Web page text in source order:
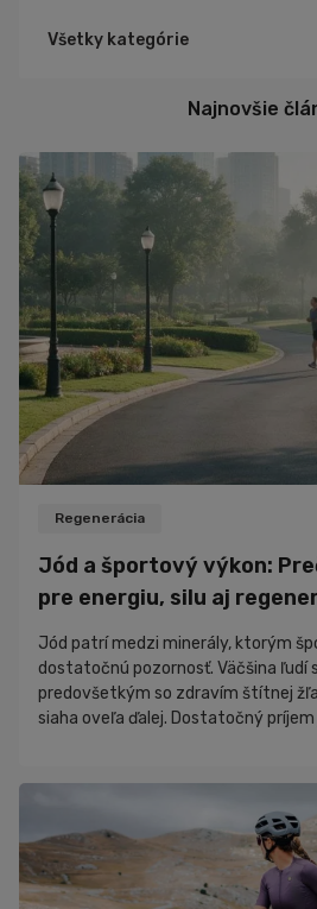
Všetky kategórie
Turistika
Beh
Výživa
Ďalšie športy
Šport
Zdravie
Cviky
Iné
Recepty
Novinky
Nákupný poradca
Najnovšie
Regenerácia
Jód a športový výkon:
pre energiu, silu aj
Jód patrí medzi minerály, ktorým
dostatočnú pozornosť. Väčšina ľudí
predovšetkým so zdravím štítnej
siaha oveľa ďalej. Dostatočný
nemá dostatok tohto stopového
únavou, poklesom výdrže či horšou
regenerovať po